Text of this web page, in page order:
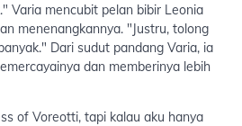
Varia mencubit pelan bibir Leonia
menenangkannya. "Justru, tolong
Dari sudut pandang Varia, ia
dan memberinya lebih
of Voreotti, tapi kalau aku hanya